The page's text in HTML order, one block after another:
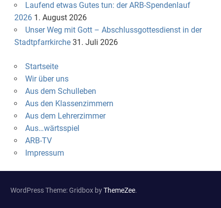
Laufend etwas Gutes tun: der ARB-Spendenlauf
2026 1. August 2026
Unser Weg mit Gott – Abschlussgottesdienst in der
Stadtpfarrkirche 31. Juli 2026
Startseite
Wir über uns
Aus dem Schulleben
Aus den Klassenzimmern
Aus dem Lehrerzimmer
Aus…wärtsspiel
ARB-TV
Impressum
WordPress Theme: Gridbox byThemeZee.